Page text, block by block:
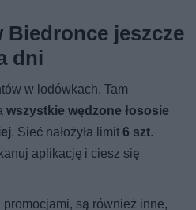
Biedronce jeszcze
dni
w lodówkach. Tam
wszystkie wędzone łososie
. Sieć nałożyła limit6 szt.
aplikację i ciesz się
są również inne,